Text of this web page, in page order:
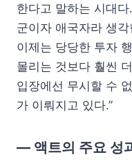
한다고 말하는 시대
군이자 애국자라 생
이제는 당당한 투자
몰리는 것보다 훨씬
입장에선 무시할 수
가 이뤄지고 있다.”
— 액트의 주요 성